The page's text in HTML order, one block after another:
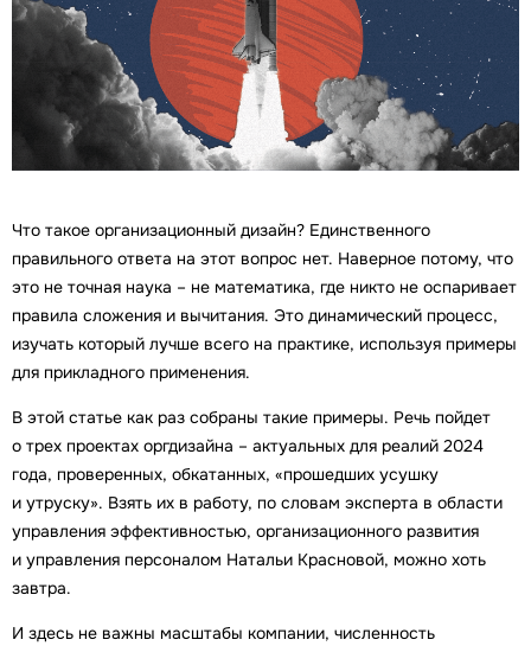
Что такое организационный дизайн? Единственного
правильного ответа на этот вопрос нет. Наверное потому, что
это не точная наука – не математика, где никто не оспаривает
правила сложения и вычитания. Это динамический процесс,
изучать который лучше всего на практике, используя примеры
для прикладного применения.
В этой статье как раз собраны такие примеры. Речь пойдет
о трех проектах оргдизайна – актуальных для реалий 2024
года, проверенных, обкатанных, «прошедших усушку
и утруску». Взять их в работу, по словам эксперта в области
управления эффективностью, организационного развития
и управления персоналом Натальи Красновой, можно хоть
завтра.
И здесь не важны масштабы компании, численность